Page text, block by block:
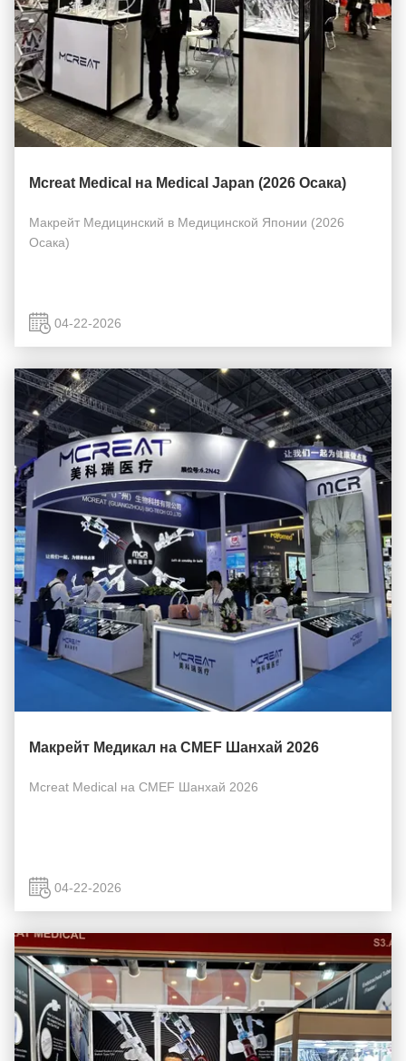
Mcreat Medical на Medical Japan (2026 Осака)
Макрейт Медицинский в Медицинской Японии (2026
Осака)
04-22-2026
Макрейт Медикал на CMEF Шанхай 2026
Mcreat Medical на CMEF Шанхай 2026
04-22-2026